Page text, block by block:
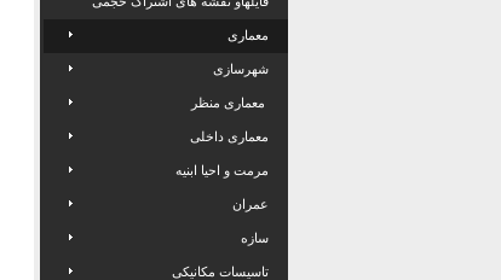
معماری
شهرسازی
معماری منظر
معماری داخلی
مرمت و احیا ابنیه
عمران
سازه
تاسیسات مکانیکی